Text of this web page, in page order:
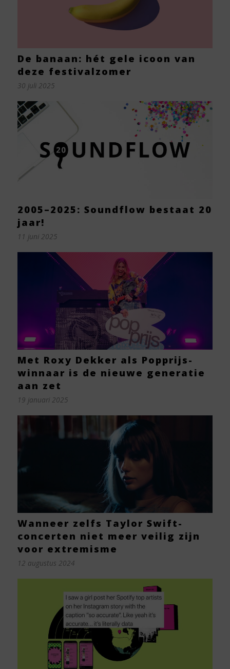
De banaan: hét gele icoon van
deze festivalzomer
30 juli 2025
2005–2025: Soundflow bestaat 20
jaar!
11 juni 2025
Met Roxy Dekker als Popprijs-
winnaar is de nieuwe generatie
aan zet
19 januari 2025
Wanneer zelfs Taylor Swift-
concerten niet meer veilig zijn
voor extremisme
12 augustus 2024